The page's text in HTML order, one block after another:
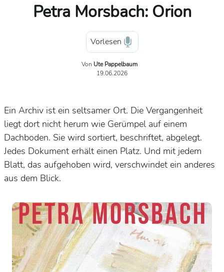
Petra Morsbach: Orion
Vorlesen
Von Ute Pappelbaum
19.06.2026
Ein Archiv ist ein seltsamer Ort. Die Vergangenheit
liegt dort nicht herum wie Gerümpel auf einem
Dachboden. Sie wird sortiert, beschriftet, abgelegt.
Jedes Dokument erhält einen Platz. Und mit jedem
Blatt, das aufgehoben wird, verschwindet ein anderes
aus dem Blick.